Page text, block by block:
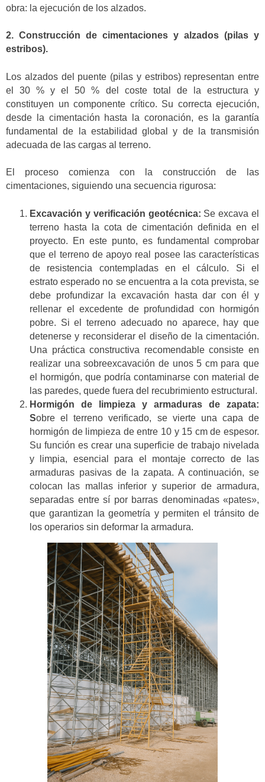
obra: la ejecución de los alzados.
2. Construcción de cimentaciones y alzados (pilas y
estribos).
Los alzados del puente (pilas y estribos) representan entre
el 30 % y el 50 % del coste total de la estructura y
constituyen un componente crítico. Su correcta ejecución,
desde la cimentación hasta la coronación, es la garantía
fundamental de la estabilidad global y de la transmisión
adecuada de las cargas al terreno.
El proceso comienza con la construcción de las
cimentaciones, siguiendo una secuencia rigurosa:
Excavación y verificación geotécnica: Se excava el
terreno hasta la cota de cimentación definida en el
proyecto. En este punto, es fundamental comprobar
que el terreno de apoyo real posee las características
de resistencia contempladas en el cálculo. Si el
estrato esperado no se encuentra a la cota prevista, se
debe profundizar la excavación hasta dar con él y
rellenar el excedente de profundidad con hormigón
pobre. Si el terreno adecuado no aparece, hay que
detenerse y reconsiderar el diseño de la cimentación.
Una práctica constructiva recomendable consiste en
realizar una sobreexcavación de unos 5 cm para que
el hormigón, que podría contaminarse con material de
las paredes, quede fuera del recubrimiento estructural.
Hormigón de limpieza y armaduras de zapata:
Sobre el terreno verificado, se vierte una capa de
hormigón de limpieza de entre 10 y 15 cm de espesor.
Su función es crear una superficie de trabajo nivelada
y limpia, esencial para el montaje correcto de las
armaduras pasivas de la zapata. A continuación, se
colocan las mallas inferior y superior de armadura,
separadas entre sí por barras denominadas «pates»,
que garantizan la geometría y permiten el tránsito de
los operarios sin deformar la armadura.